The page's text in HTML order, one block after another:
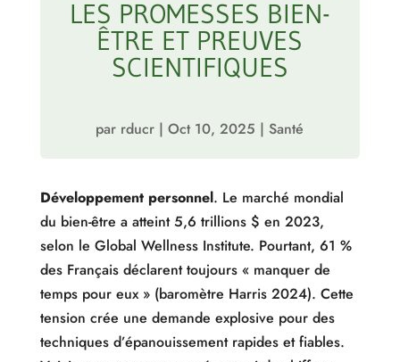
LES PROMESSES BIEN-
ÊTRE ET PREUVES
SCIENTIFIQUES
par rducr |Oct 10, 2025 |Santé
Développement personnel. Le marché mondial
du bien-être a atteint 5,6 trillions $ en 2023,
selon le Global Wellness Institute. Pourtant, 61 %
des Français déclarent toujours « manquer de
temps pour eux » (baromètre Harris 2024). Cette
tension crée une demande explosive pour des
techniques d’épanouissement rapides et fiables.